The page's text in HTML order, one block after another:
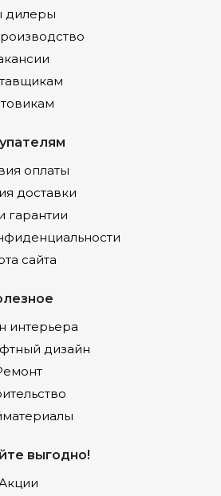
дилеры
оплаты
доставки
гарантии
сайта
интерьера
дизайн
выгодно!